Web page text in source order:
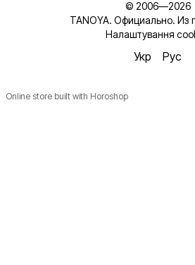
© 2006—2026
TANOYA. Официально. Из
Налаштування
Укр Рус
Online store built with Horoshop